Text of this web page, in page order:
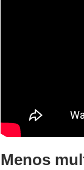
Menos